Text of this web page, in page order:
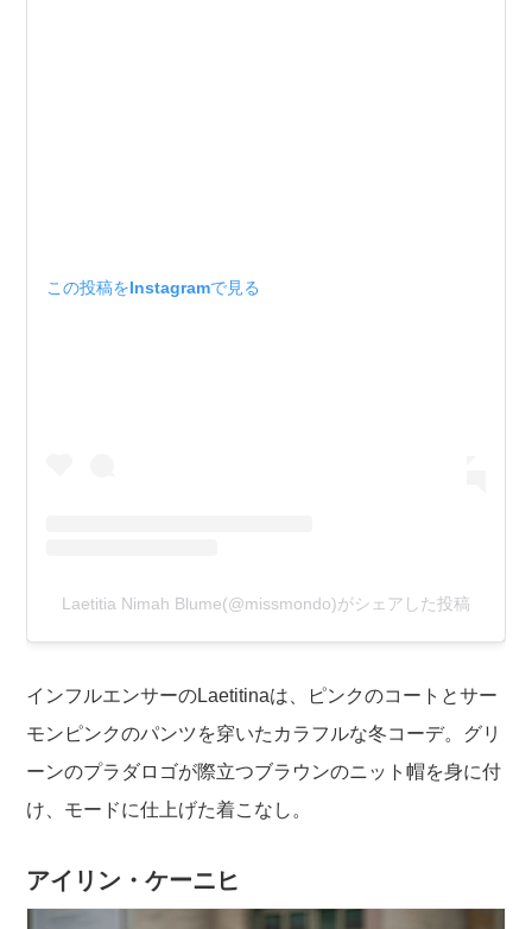
この投稿をInstagramで見る
Laetitia Nimah Blume(@missmondo)がシェアした投稿
インフルエンサーのLaetitinaは、ピンクのコートとサー
モンピンクのパンツを穿いたカラフルな冬コーデ。グリ
ーンのプラダロゴが際立つブラウンのニット帽を身に付
け、モードに仕上げた着こなし。
アイリン・ケーニヒ